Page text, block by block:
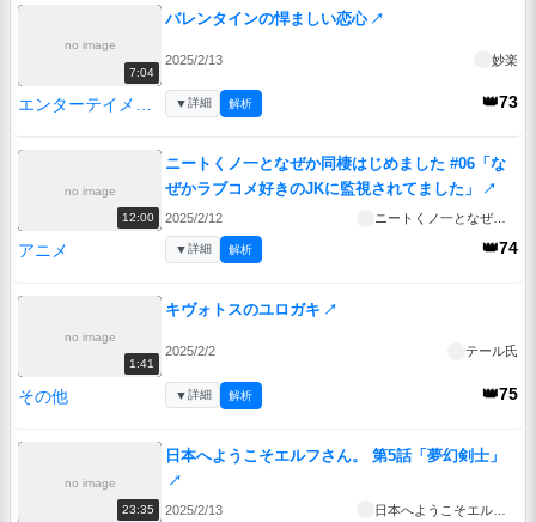
no image
7:04
バレンタインの悍ましい恋心 ↗
2025/2/13 妙楽
👑73
▼詳細 解析
no image
12:00
ニートくノ一となぜか同棲はじめました #06「な
ぜかラブコメ好きのJKに監視されてました」
↗
2025/2/12 ニートくノ一となぜか同棲はじめました
アニメ 👑74
▼詳細 解析
no image
1:41
キヴォトスのユロガキ ↗
2025/2/2 テール氏
その他 👑75
▼詳細 解析
no image
23:35
日本へようこそエルフさん。 第5話「夢幻剣士」
↗
2025/2/13